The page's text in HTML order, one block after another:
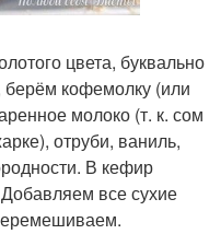
цвета, буквально
берём кофемолку (или
молоко (т. к. сом
отруби, ваниль,
В кефир
все сухие